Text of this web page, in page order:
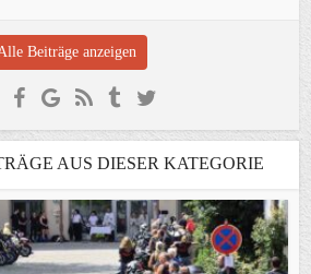
Beiträge anzeigen
AUS DIESER KATEGORIE